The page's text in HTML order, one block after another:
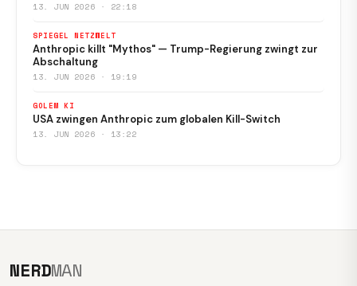
13. JUN 2026 · 22:18
SPIEGEL NETZWELT
Anthropic killt "Mythos" — Trump-Regierung zwingt zur
Abschaltung
13. JUN 2026 · 19:19
GOLEM KI
USA zwingen Anthropic zum globalen Kill-Switch
13. JUN 2026 · 13:22
NERDMAN